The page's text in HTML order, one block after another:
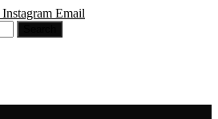
Instagram Email